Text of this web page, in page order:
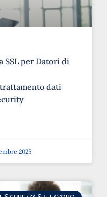
SSL per Datori di
dati
2025